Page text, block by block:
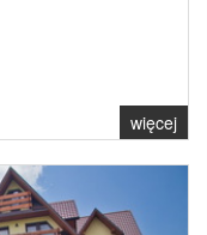
więcej